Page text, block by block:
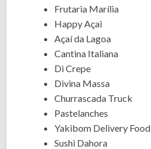
Frutaria Marília
Happy Açai
Açaí da Lagoa
Cantina Italiana
Di Crepe
Divina Massa
Churrascada Truck
Pastelanches
Yakibom Delivery Food
Sushi Dahora